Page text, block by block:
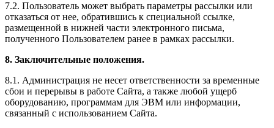
7.2. Пользователь может выбрать параметры рассылки или
отказаться от нее, обратившись к специальной ссылке,
размещенной в нижней части электронного письма,
полученного Пользователем ранее в рамках рассылки.
8. Заключительные положения.
8.1. Администрация не несет ответственности за временные
сбои и перерывы в работе Сайта, а также любой ущерб
оборудованию, программам для ЭВМ или информации,
связанный с использованием Сайта.